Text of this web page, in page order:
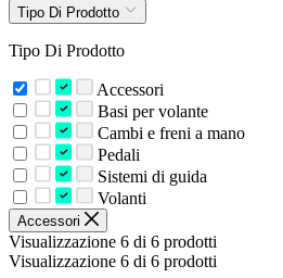
Tipo Di Prodotto
Tipo Di Prodotto
Accessori
Basi per volante
Cambi e freni a mano
Pedali
Sistemi di guida
Volanti
Accessori
Visualizzazione 6 di 6 prodotti
Visualizzazione 6 di 6 prodotti